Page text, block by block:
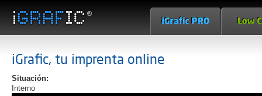
iGrafic, tu imprenta online
Situación:
Interno